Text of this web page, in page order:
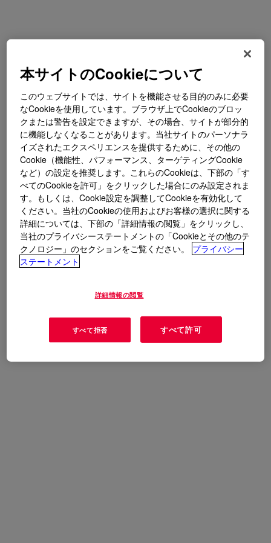
本サイトのCookieについて
このウェブサイトでは、サイトを機能させる目的のみに必要
なCookieを使用しています。ブラウザ上でCookieのブロッ
クまたは警告を設定できますが、その場合、サイトが部分的
に機能しなくなることがあります。当社サイトのパーソナラ
イズされたエクスペリエンスを提供するために、その他の
Cookie（機能性、パフォーマンス、ターゲティングCookie
など）の設定を推奨します。これらのCookieは、下部の「す
べてのCookieを許可」をクリックした場合にのみ設定されま
す。もしくは、Cookie設定を調整してCookieを有効化して
ください。当社のCookieの使用およびお客様の選択に関する
詳細については、下部の「詳細情報の閲覧」をクリックし、
当社のプライバシーステートメントの「Cookieとその他のテ
クノロジー」のセクションをご覧ください。
プライバシー
ステートメント
詳細情報の閲覧
すべて拒否 すべて許可